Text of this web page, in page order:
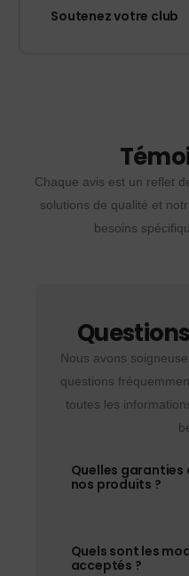
Soutenez votre club
Chaque avis est un reflet
solutions de qualité et
besoins
Nous avons
questions
toutes les
Quelles
nos produits ?
Quels sont les
acceptés ?